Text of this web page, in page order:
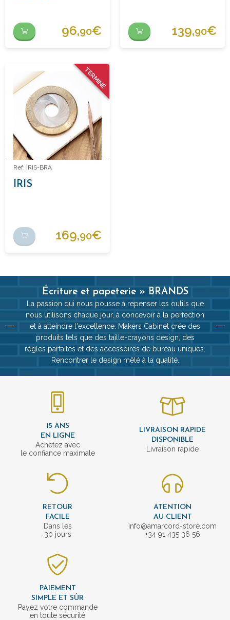
Écriture et papeterie » BRANDS
La passion qui nous pousse à repenser les outils que
nous utilisons chaque jour, à concevoir à la perfection
et à atteindre l'excellence. Makers Cabinet crée des
produits tels que des taille-crayons design, des
règles parfaites et des accessoires de bureau uniques.
Rencontrer le design mêlé à la qualité.
96,90€ 139,90€
TERMINÉ
Ref: IRIS-BRA
IRIS
169,90€
15 ANS
EN LIGNE
Achetez avec
le confiance maximale
LIVRAISON RAPIDE
DISPONIBLE
Livraison rapide
RETOUR
FACILE
Dans les
30 jours
ATENTION
AU CLIENT
info@amarcord-store.com
+34 91 435 36 56
PAIEMENT
SIMPLE ET SÛR
Payez votre commande
en toute sécurité